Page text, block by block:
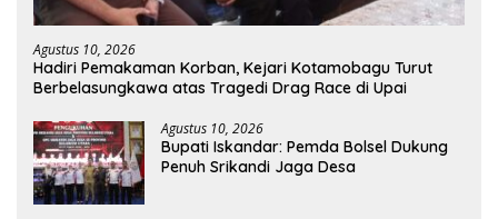
Agustus 10, 2026
Hadiri Pemakaman Korban, Kejari Kotamobagu Turut
Berbelasungkawa atas Tragedi Drag Race di Upai
Agustus 10, 2026
Bupati Iskandar: Pemda Bolsel Dukung
Penuh Srikandi Jaga Desa